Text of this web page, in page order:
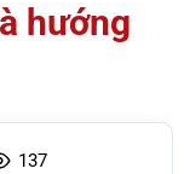
hướng
137